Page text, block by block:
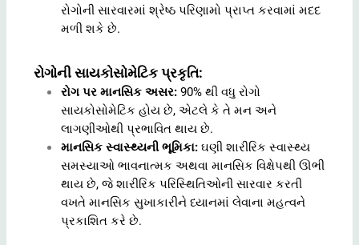
રોગોની સારવારમાં શ્રેષ્ઠ પરિણામો પ્રાપ્ત કરવામાં મદદ
મળી શકે છે.
રોગોની સાયકોસોમેટિક પ્રકૃતિ:
રોગ પર માનસિક અસર: 90% થી વધુ રોગો
સાયકોસોમેટિક હોય છે, એટલે કે તે મન અને
લાગણીઓથી પ્રભાવિત થાય છે.
માનસિક સ્વાસ્થ્યની ભૂમિકા: ઘણી શારીરિક સ્વાસ્થ્ય
સમસ્યાઓ ભાવનાત્મક અથવા માનસિક વિક્ષેપથી ઊભી
થાય છે, જે શારીરિક પરિસ્થિતિઓની સારવાર કરતી
વખતે માનસિક સુખાકારીને ધ્યાનમાં લેવાના મહત્વને
પ્રકાશિત કરે છે.